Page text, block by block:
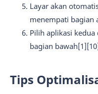
Layar akan
menempati bagian
Pilih aplikasi kedua
bagian
Tips